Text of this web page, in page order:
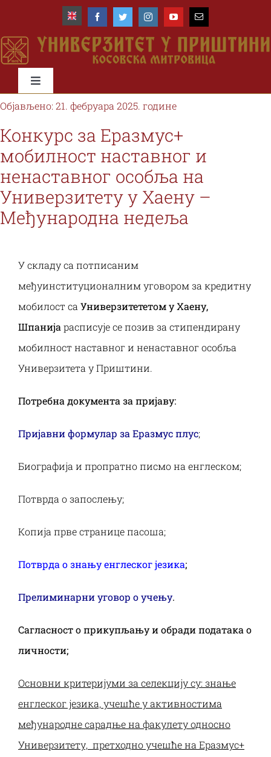
content
Toggle
Navigation
Почетна
Универзитет
Факултети
Студије и студенти
Наука и пројекти
Међународна сарадња
Алумни
Објављено: 21. фебруара 2025. године
Конкурс за Еразмус+
мобилност наставног и
ненаставног особља на
Универзитету у Хаену –
Међународна недеља
У складу са потписаним
међуинституционалним уговором за кредитну
мобилост са Универзитететом у Хаену,
Шпанија расписује се позив за стипендирану
мобилност наставног и ненаставног особља
Универзитета у Приштини.
Потребна документа за пријаву:
Пријавни формулар за Еразмус плус;
Биографија и пропратно писмо на енглеском;
Потврда о запослењу;
Копија прве странице пасоша;
Потврда о знању енглеског језика;
Прелиминарни уговор о учењу.
Сагласност о прикупљању и обради података о
личности;
Основни критеријуми за селекцију су: знање
енглеског језика, учешће у активностима
међународне сарадње на факулету односно
Универзитету, претходно учешће на Еразмус+